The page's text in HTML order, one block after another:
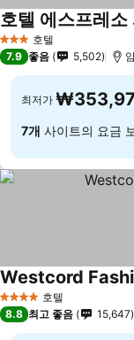
3 성급 호텔
호텔 에스프레소
7.9 좋음 5,502
최저가
7개 사이트의 요금
4 성급 호텔
Westcord
8.8 최고 좋음 15,647